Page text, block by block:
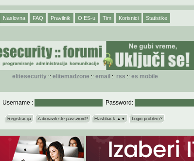
Naslovna FAQ Pravilnik O ES-u Tim Korisnici Statistike
elitesecurity:: elitemadzone :: email :: rss :: es mobile
: Password:
Registracija Zaboravili ste password? Flashback ▲▼ Login problem?